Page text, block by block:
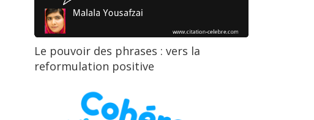
Le pouvoir des phrases : vers la
reformulation positive